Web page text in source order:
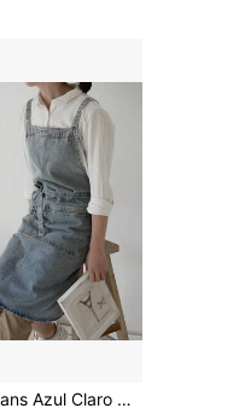
1pc Avental Jeans Azul Claro Com Alças Cruzadas Para Cozinha, Churrasco, Jardinagem, Estilo Retro, Cozinha, Banheiro, Casa, Artigos Domésticos